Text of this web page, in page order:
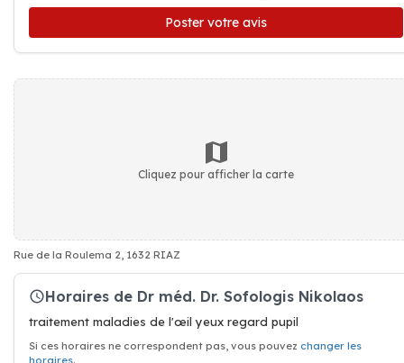
Poster votre avis
Cliquez pour afficher la carte
Rue de la Roulema 2, 1632 RIAZ
Horaires de Dr méd. Dr. Sofologis Nikolaos
traitement maladies de l'œil yeux regard pupil
Si ces horaires ne correspondent pas, vous pouvez changer les
horaires.